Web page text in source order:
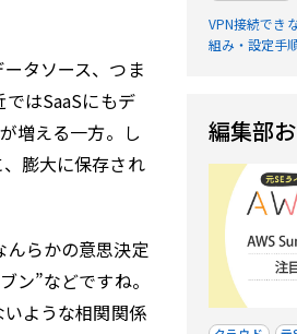
タソース、つま
はSaaSにもデ
増える一方。し
膨大に保存され
んらかの意思決定
”などですね。
ような相関関係
VPN接続でき
組み・設定手
編集部